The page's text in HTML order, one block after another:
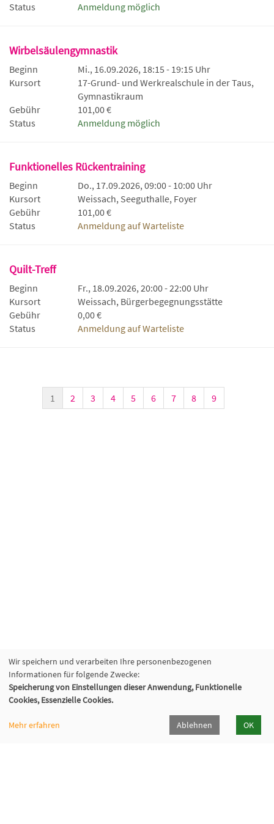
Status
Anmeldung möglich
Wirbelsäulengymnastik
Beginn
Mi., 16.09.2026, 18:15 - 19:15 Uhr
Kursort
17-Grund- und Werkrealschule in der Taus,
Gymnastikraum
Gebühr
101,00 €
Status
Anmeldung möglich
Funktionelles Rückentraining
Beginn
Do., 17.09.2026, 09:00 - 10:00 Uhr
Kursort
Weissach, Seeguthalle, Foyer
Gebühr
101,00 €
Status
Anmeldung auf Warteliste
Quilt-Treff
Beginn
Fr., 18.09.2026, 20:00 - 22:00 Uhr
Kursort
Weissach, Bürgerbegegnungsstätte
Gebühr
0,00 €
Status
Anmeldung auf Warteliste
1 2 3 4 5 6 7 8 9
Volkshochschule Backnang e.V.
Bahnhofstr. 2, 71522 Backnang
07191/9667-0
Wir speichern und verarbeiten Ihre personenbezogenen
Informationen für folgende Zwecke:
Speicherung von Einstellungen dieser Anwendung, Funktionelle
Cookies, Essenzielle Cookies.
Mehr erfahren Ablehnen OK